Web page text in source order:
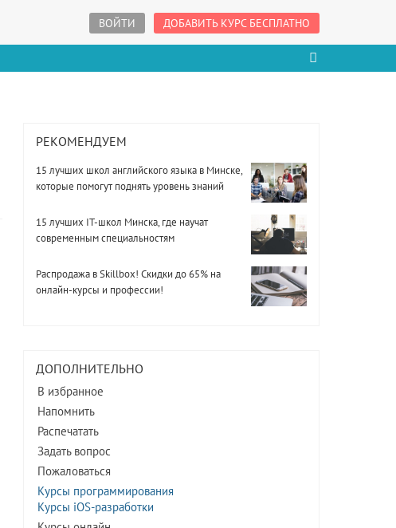
ВОЙТИ ДОБАВИТЬ КУРС БЕСПЛАТНО
РЕКОМЕНДУЕМ
15 лучших школ английского языка в Минске,
которые помогут поднять уровень знаний
15 лучших IT-школ Минска, где научат
современным специальностям
Распродажа в Skillbox! Скидки до 65% на
онлайн-курсы и профессии!
ДОПОЛНИТЕЛЬНО
В избранное
Напомнить
Распечатать
Задать вопрос
Пожаловаться
Курсы программирования
Курсы iOS-разработки